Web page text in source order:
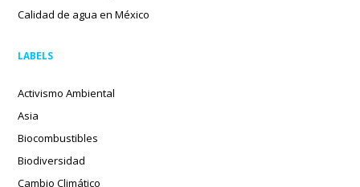
Calidad de agua en México
LABELS
Activismo Ambiental
Asia
Biocombustibles
Biodiversidad
Cambio Climático